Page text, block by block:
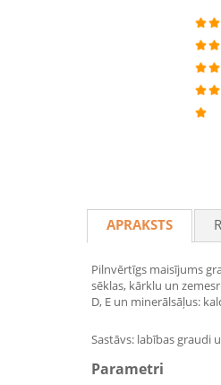
APRAKSTS
Pilnvērtīgs maisījums
sēklas, kārklu un
D, E un minerālsāļus:
Sastāvs: labības graudi
Parametri